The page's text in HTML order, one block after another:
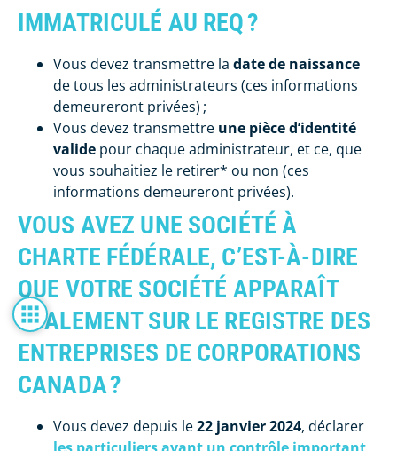
IMMATRICULÉ AU REQ ?
Vous devez transmettre la date de naissance
de tous les administrateurs (ces informations
demeureront privées) ;
Vous devez transmettre une pièce d’identité
valide pour chaque administrateur, et ce, que
vous souhaitiez le retirer* ou non (ces
informations demeureront privées).
VOUS AVEZ UNE SOCIÉTÉ À
CHARTE FÉDÉRALE, C’EST-À-DIRE
QUE VOTRE SOCIÉTÉ APPARAÎT
ÉGALEMENT SUR LE REGISTRE DES
ENTREPRISES DE CORPORATIONS
CANADA ?
Vous devez depuis le22 janvier 2024, déclarer